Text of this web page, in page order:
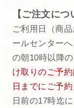
【ご注文につ
ご利用日（商
ールセンター
の朝10時以降
け取りのご予約
日までにご予約
日前の17時迄